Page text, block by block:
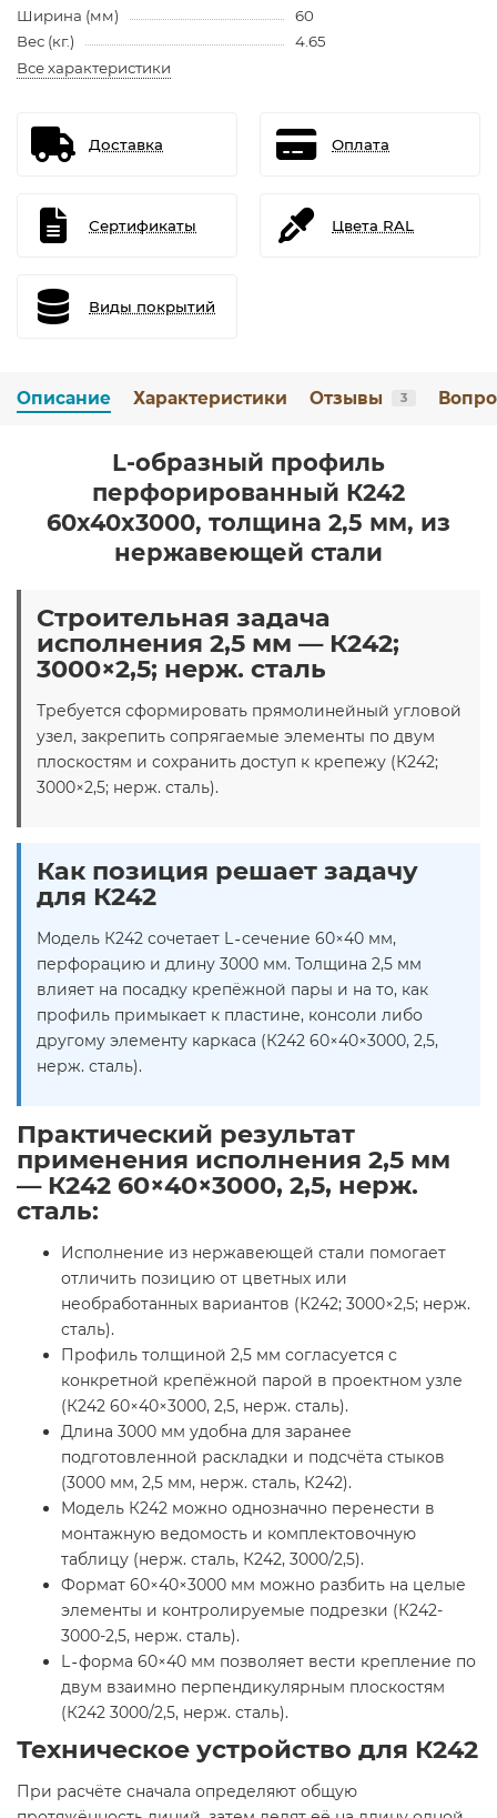
Ширина (мм)
60
Вес (кг.)
4.65
Все характеристики
Доставка Оплата
Сертификаты Цвета RAL
Виды покрытий
Описание Характеристики Отзывы 3
L-образный профиль
перфорированный К242
60x40x3000, толщина 2,5 мм, из
нержавеющей стали
Строительная задача
исполнения 2,5 мм — К242;
3000×2,5; нерж. сталь
Требуется сформировать прямолинейный угловой
узел, закрепить сопрягаемые элементы по двум
плоскостям и сохранить доступ к крепежу (К242;
3000×2,5; нерж. сталь).
Как позиция решает задачу
для К242
Модель К242 сочетает L‑сечение 60×40 мм,
перфорацию и длину 3000 мм. Толщина 2,5 мм
влияет на посадку крепёжной пары и на то, как
профиль примыкает к пластине, консоли либо
другому элементу каркаса (К242 60×40×3000, 2,5,
нерж. сталь).
Практический результат
применения исполнения 2,5 мм
— К242 60×40×3000, 2,5, нерж.
сталь:
Исполнение из нержавеющей стали помогает
отличить позицию от цветных или
необработанных вариантов (К242; 3000×2,5; нерж.
сталь).
Профиль толщиной 2,5 мм согласуется с
конкретной крепёжной парой в проектном узле
(К242 60×40×3000, 2,5, нерж. сталь).
Длина 3000 мм удобна для заранее
подготовленной раскладки и подсчёта стыков
(3000 мм, 2,5 мм, нерж. сталь, К242).
Модель К242 можно однозначно перенести в
монтажную ведомость и комплектовочную
таблицу (нерж. сталь, К242, 3000/2,5).
Формат 60×40×3000 мм можно разбить на целые
элементы и контролируемые подрезки (К242-
3000-2,5, нерж. сталь).
L‑форма 60×40 мм позволяет вести крепление по
двум взаимно перпендикулярным плоскостям
(К242 3000/2,5, нерж. сталь).
Техническое устройство для К242
При расчёте сначала определяют общую